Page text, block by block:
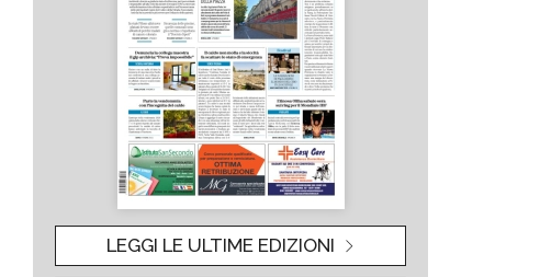
LEGGI LE ULTIME EDIZIONI